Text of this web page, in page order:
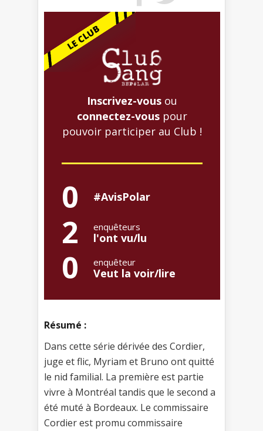
Inscrivez-vous ou
connectez-vous pour
pouvoir participer au Club !
0 #AvisPolar
2 enquêteurs
l'ont vu/lu
0 enquêteur
Veut la voir/lire
Résumé :
Dans cette série dérivée des Cordier,
juge et flic, Myriam et Bruno ont quitté
le nid familial. La première est partie
vivre à Montréal tandis que le second a
été muté à Bordeaux. Le commissaire
Cordier est promu commissaire